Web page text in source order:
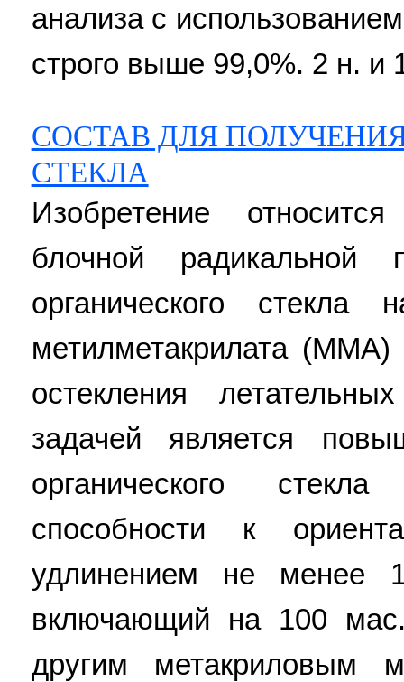
анализа с
строго выше 99,0%. 2 н. и
СОСТАВ ДЛЯ
СТЕКЛА
Изобретение
блочной радикальной
органического стекла
метилметакрилата (ММА)
остекления
задачей является
органического
способности к
удлинением не менее
включающий на 100
другим метакриловым